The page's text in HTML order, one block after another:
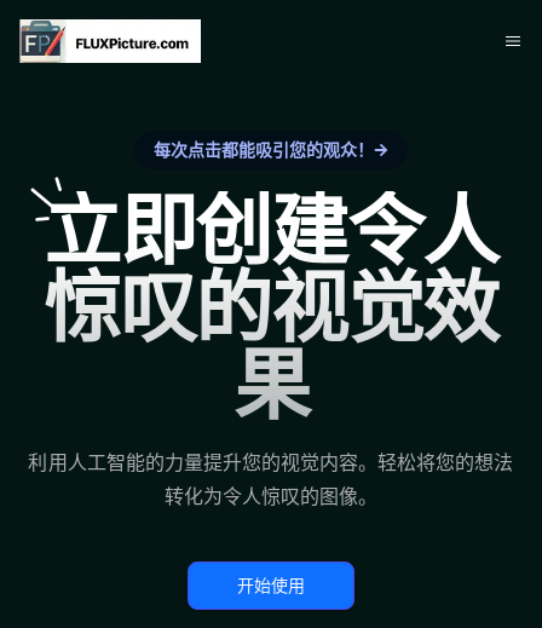
每次点击都能吸引您的观众！
立即创建令人
惊叹的视觉效
果
利用人工智能的力量提升您的视觉内容。轻松将您的想法
转化为令人惊叹的图像。
开始使用